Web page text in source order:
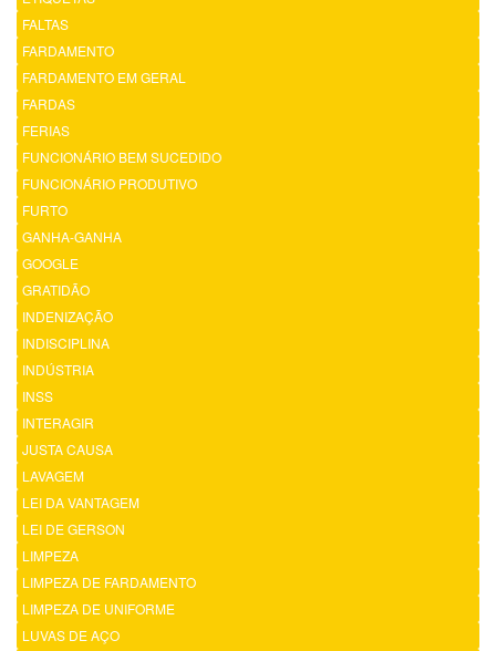
FALTAS
FARDAMENTO
FARDAMENTO EM GERAL
FARDAS
FERIAS
FUNCIONÁRIO BEM SUCEDIDO
FUNCIONÁRIO PRODUTIVO
FURTO
GANHA-GANHA
GOOGLE
GRATIDÃO
INDENIZAÇÃO
INDISCIPLINA
INDÚSTRIA
INSS
INTERAGIR
JUSTA CAUSA
LAVAGEM
LEI DA VANTAGEM
LEI DE GERSON
LIMPEZA
LIMPEZA DE FARDAMENTO
LIMPEZA DE UNIFORME
LUVAS DE AÇO